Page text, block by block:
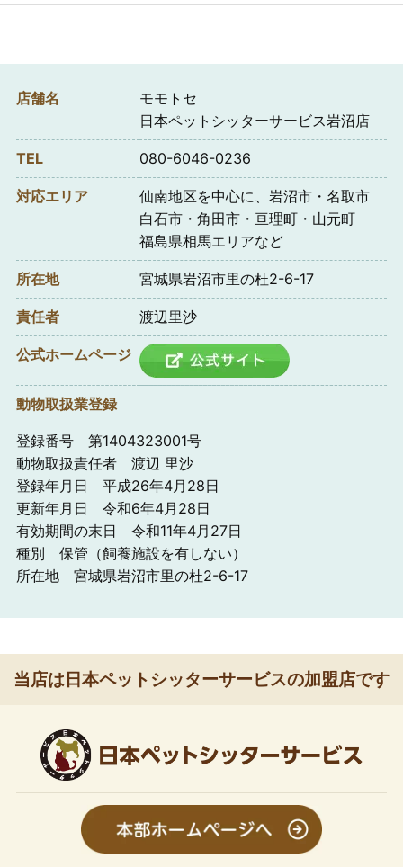
店舗名
モモトセ
日本ペットシッターサービス岩沼店
TEL 080-6046-0236
対応エリア
仙南地区を中心に、岩沼市・名取市
白石市・角田市・亘理町・山元町
福島県相馬エリアなど
所在地 宮城県岩沼市里の杜2-6-17
責任者 渡辺里沙
公式ホームページ
動物取扱業登録
登録番号 第1404323001号
動物取扱責任者 渡辺 里沙
登録年月日 平成26年4月28日
更新年月日 令和6年4月28日
有効期間の末日 令和11年4月27日
種別 保管（飼養施設を有しない）
所在地 宮城県岩沼市里の杜2-6-17
当店は日本ペットシッターサービスの加盟店です